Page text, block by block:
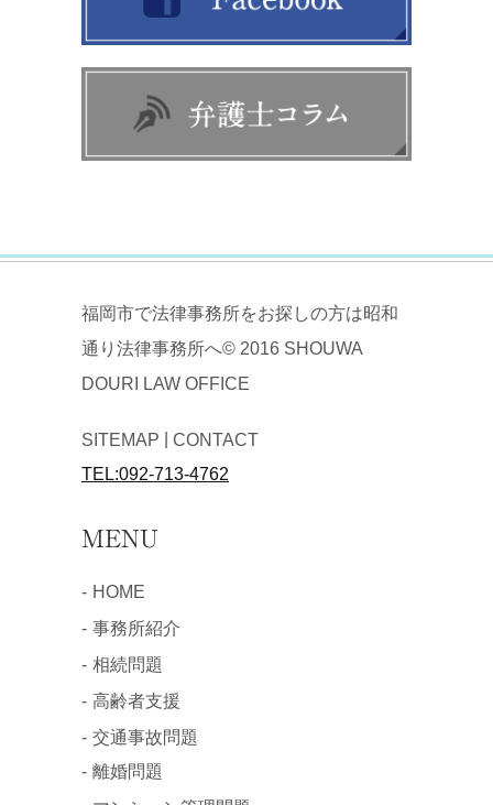
福岡市で法律事務所をお探しの方は昭和
通り法律事務所へ© 2016 SHOUWA
DOURI LAW OFFICE
SITEMAP
CONTACT
TEL:092-713-4762
MENU
HOME
事務所紹介
相続問題
高齢者支援
交通事故問題
離婚問題